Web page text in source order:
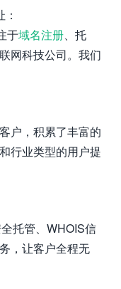
于域名注册、托
网科技公司。我们
户，积累了丰富的
行业类型的用户提
托管、WHOIS信
，让客户全程无